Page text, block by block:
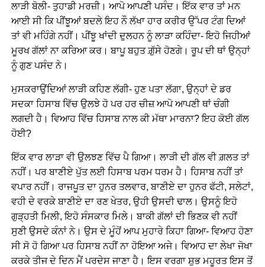
ਲਾੜੀ ਬੋਲੀ- ਤੁਹਾਡੀ ਮਰਜ਼ੀ। ਆਪੋ ਆਪਣੀ ਪਸੰਦ। ਇੱਕ ਵਾਰ ਤਾਂ ਮਨ
ਆਈ ਸੀ ਕਿ ਪੀਂਝੂਆਂ ਬਦਲੇ ਇਹ ਨੌ ਲੱਖਾ ਹਾਰ ਕਰੀਰ ਉੱਪਰ ਟੰਗ ਦਿਆਂ
ਤਾਂ ਵੀ ਮਹਿੰਗੇ ਨਹੀਂ। ਪੀਂਝੂ ਖਾਂਦੀ ਦੁਲਹਨ ਨੂੰ ਲਾੜਾ ਕਹਿੰਦਾ- ਇਹੋ ਜਿਹੀਆਂ
ਮੂਰਖ ਗੱਲਾਂ ਨਾ ਕਰਿਆ ਕਰ। ਬਾਪੂ ਬਹੁਤ ਗ਼ੁੱਸੇ ਹੋਣਗੇ। ਰੂਪ ਦੀ ਥਾਂ ਉਨ੍ਹਾਂ
ਨੂੰ ਗੁਣ ਪਸੰਦ ਨੇ।
ਮੁਸਕਰਾਉਂਦਿਆਂ ਲਾੜੀ ਕਹਿਣ ਲੱਗੀ- ਹੁਣ ਪਤਾ ਲੱਗਾ, ਉਨ੍ਹਾਂ ਦੇ ਡਰ
ਸਦਕਾ ਹਿਸਾਬ ਵਿੱਚ ਉਲਝੇ ਹੋ ਪਰ ਹਰ ਚੀਜ਼ ਆਪੋ ਆਪਣੀ ਥਾਂ ਚੰਗੀ
ਲਗਦੀ ਹੈ। ਵਿਆਹ ਵਿੱਚ ਹਿਸਾਬ ਨਾਲ ਕੀ ਮੱਥਾ ਮਾਰਨਾ? ਇਹ ਕੋਈ ਗੱਲ
ਹੋਈ?
ਇੱਕ ਵਾਰ ਲਾੜਾ ਵੀ ਉਲਝਣ ਵਿੱਚ ਪੈ ਗਿਆ। ਲਾੜੀ ਦੀ ਗੱਲ ਵੀ ਗ਼ਲਤ ਤਾਂ
ਨਹੀਂ। ਪਰ ਬਾਣੀਏ ਪੁੱਤ ਲਈ ਹਿਸਾਬ ਪਰਮ ਧਰਮ ਹੈ। ਹਿਸਾਬ ਨਹੀਂ ਤਾਂ
ਵਪਾਰ ਨਹੀਂ। ਰਾਜਪੂਤ ਦਾ ਹੁਨਰ ਤਲਵਾਰ, ਬਾਣੀਏ ਦਾ ਹੁਨਰ ਫੱਟੀ, ਸਲੇਟਾਂ,
ਵਹੀ ਦੇ ਵਰਕੇ ਬਾਣੀਏ ਦਾ ਰਣ ਖੇਤਰ, ਉਹੀ ਉਸਦੀ ਢਾਲ। ਉਸਨੂੰ ਇਹੋ
ਗੁੜ੍ਹਤੀ ਮਿਲੀ, ਇਹੋ ਸੰਸਕਾਰ ਮਿਲੇ। ਬਾਕੀ ਗੱਲਾਂ ਦੀ ਭਿਣਕ ਵੀ ਨਹੀਂ
ਸੁਣੀ ਉਸਦੇ ਕੰਨਾਂ ਨੇ। ਉਸ ਦੇ ਮੂੰਹੋਂ ਆਪ ਮੁਹਾਰੇ ਕਿਹਾ ਗਿਆ- ਵਿਆਹ ਹੋਣਾ
ਸੀ ਸੋ ਹੋ ਗਿਆ ਪਰ ਹਿਸਾਬ ਨਹੀਂ ਨਾ ਹੋਇਆ ਅਜੇ। ਵਿਆਹ ਦਾ ਲੇਖਾ ਜੋਖਾ
ਕਰਕੇ ਤੀਜ ਦੇ ਦਿਨ ਮੈਂ ਪਰਦੇਸ ਜਾਣਾ ਹੈ। ਇਸ ਵਰਗਾ ਸ਼ੁਭ ਮਹੂਰਤ ਇਸ ਤੋਂ